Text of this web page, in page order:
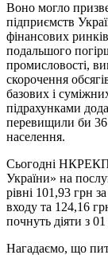
Воно могло
підприємств
фінансових
подальшого
промисловості,
скорочення
базових і
підрахунками
перевищили би 36
населення.
Сьогодні
України» на
рівні 101,93 грн
входу та 124,16
почнуть діяти з
Нагадаємо, що